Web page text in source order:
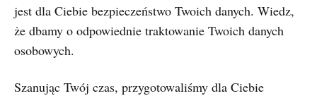
jest dla Ciebie bezpieczeństwo Twoich danych. Wiedz,
że dbamy o odpowiednie traktowanie Twoich danych
osobowych.
Szanując Twój czas, przygotowaliśmy dla Ciebie